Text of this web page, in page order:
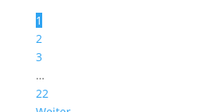
1
2
3
…
22